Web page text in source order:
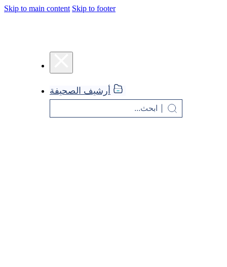
Skip to main content Skip to footer
أرشيف الصحيفة